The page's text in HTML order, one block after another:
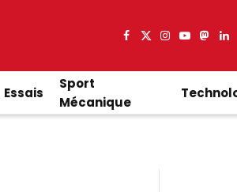
Facebook
X
Instagram
YouTube
Essais
Sport
Mécanique